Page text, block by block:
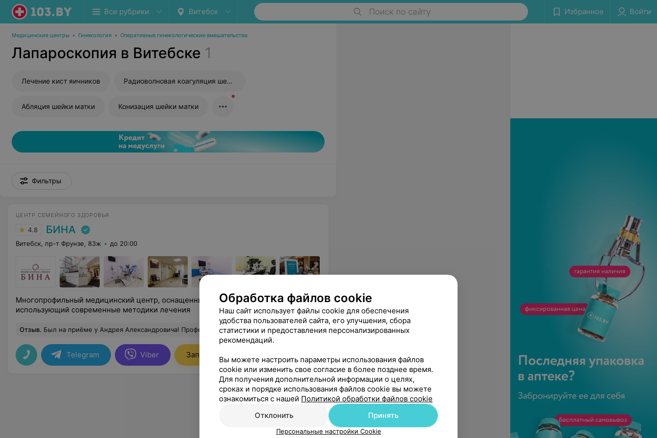
Все рубрики Витебск Поиск по сайту Избранное Войти
Медицинские центры • Гинекология • Оперативные гинекологические вмешательства
Лапароскопия в Витебске 1
Лечение кист яичников Радиоволновая коагуляция шейки матки
Абляция шейки матки Конизация шейки матки
Фильтры
ЦЕНТР СЕМЕЙНОГО ЗДОРОВЬЯ
4.8 БИНА
Витебск, пр-т Фрунзе, 83ж до 20:00
Многопрофильный медицинский центр, оснащенный новым оборудованием и
использующий современные методики лечения
Отзыв. Был на приёме у Андрея Александровича! Профессионал своего дела. Все доходчиво разъяснил по моему заболеванию. Назначил необходимые процедуры и лечение. Ответил на все мои вопросы, на которые врач моей поликлиники не смог. Огромное спасибо Андрею Александровичу и медцентру Бина! Еще
Telegram Viber Записаться
Обработка файлов cookie
Наш сайт использует файлы cookie для обеспечения
удобства пользователей сайта, его улучшения, сбора
статистики и предоставления персонализированных
рекомендаций.
Вы можете настроить параметры использования файлов
cookie или изменить свое согласие в более позднее время.
Для получения дополнительной информации о целях,
сроках и порядке использования файлов cookie вы можете
ознакомиться с нашей Политикой обработки файлов cookie
Отклонить
Принять
Персональные настройки Cookie